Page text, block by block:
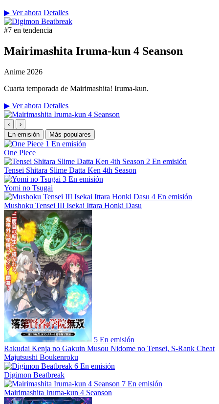
▶ Ver ahora Detalles
#7 en tendencia
Mairimashita Iruma-kun 4 Seanson
Anime 2026
Cuarta temporada de Mairimashita! Iruma-kun.
▶ Ver ahora Detalles
‹
›
En emisión
Más populares
1 En emisión
One Piece
2 En emisión
Tensei Shitara Slime Datta Ken 4th Season
3 En emisión
Yomi no Tsugai
4 En emisión
Mushoku Tensei III Isekai Ittara Honki Dasu
5 En emisión
Rakudai Kenja no Gakuin Musou Nidome no Tensei, S-Rank Cheat
Majutsushi Boukenroku
6 En emisión
Digimon Beatbreak
7 En emisión
Mairimashita Iruma-kun 4 Seanson